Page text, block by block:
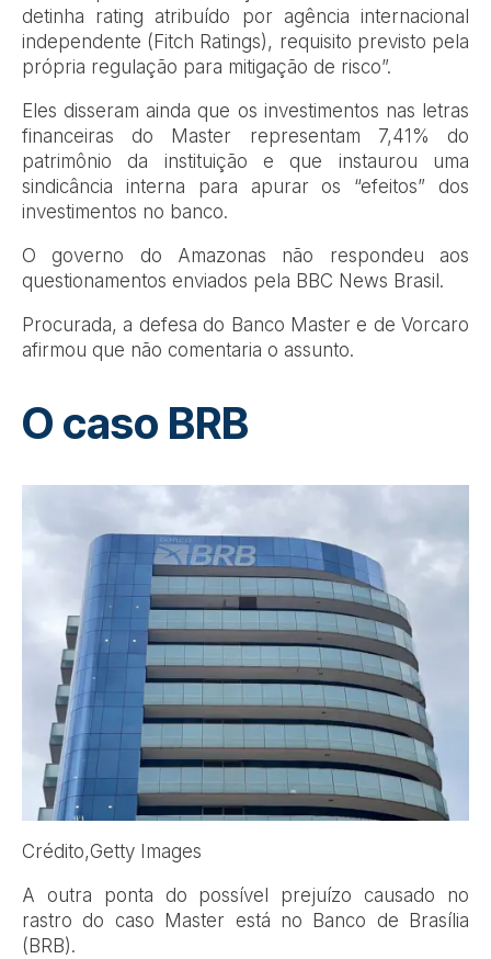
detinha rating atribuído por agência internacional
independente (Fitch Ratings), requisito previsto pela
própria regulação para mitigação de risco”.
Eles disseram ainda que os investimentos nas letras
financeiras do Master representam 7,41% do
patrimônio da instituição e que instaurou uma
sindicância interna para apurar os “efeitos” dos
investimentos no banco.
O governo do Amazonas não respondeu aos
questionamentos enviados pela BBC News Brasil.
Procurada, a defesa do Banco Master e de Vorcaro
afirmou que não comentaria o assunto.
O caso BRB
Crédito,Getty Images
A outra ponta do possível prejuízo causado no
rastro do caso Master está no Banco de Brasília
(BRB).